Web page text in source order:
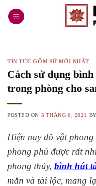
TIN TỨC GỐM SỨ MỚI NHẤT
Cách sử dụng
trong phòng cho
POSTED ON 3 THÁNG 6, 2021
Hiện nay đồ vật
phong phú được rất
phong thủy, bình hút
mắn và tài lộc, mang